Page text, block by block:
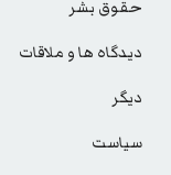
حقوق بشر
دیدگاه ها و ملاقات
دیگر
سیاست